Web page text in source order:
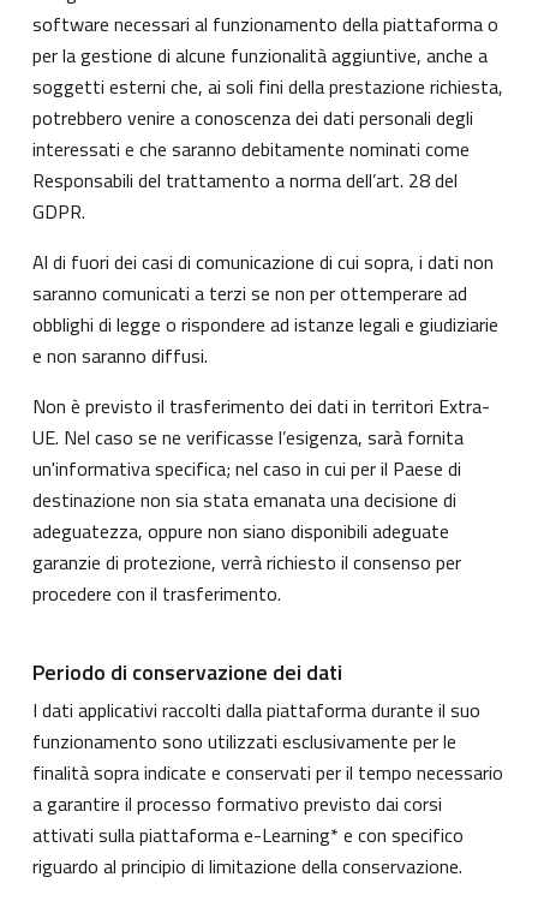
software necessari al funzionamento della piattaforma o
per la gestione di alcune funzionalità aggiuntive, anche a
soggetti esterni che, ai soli fini della prestazione richiesta,
potrebbero venire a conoscenza dei dati personali degli
interessati e che saranno debitamente nominati come
Responsabili del trattamento a norma dell’art. 28 del
GDPR.
Al di fuori dei casi di comunicazione di cui sopra, i dati non
saranno comunicati a terzi se non per ottemperare ad
obblighi di legge o rispondere ad istanze legali e giudiziarie
e non saranno diffusi.
Non è previsto il trasferimento dei dati in territori Extra-
UE. Nel caso se ne verificasse l’esigenza, sarà fornita
un'informativa specifica; nel caso in cui per il Paese di
destinazione non sia stata emanata una decisione di
adeguatezza, oppure non siano disponibili adeguate
garanzie di protezione, verrà richiesto il consenso per
procedere con il trasferimento.
Periodo di conservazione dei dati
I dati applicativi raccolti dalla piattaforma durante il suo
funzionamento sono utilizzati esclusivamente per le
finalità sopra indicate e conservati per il tempo necessario
a garantire il processo formativo previsto dai corsi
attivati sulla piattaforma e-Learning* e con specifico
riguardo al principio di limitazione della conservazione.